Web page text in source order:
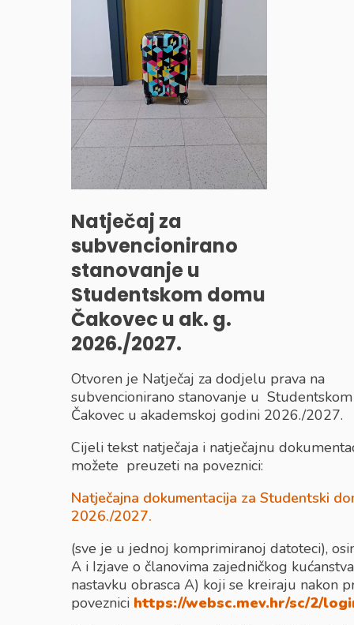
Natječaj za
subvencionirano
stanovanje u
Studentskom domu
Čakovec u ak. g.
2026./2027.
Otvoren je Natječaj za dodjelu prava na
subvencionirano stanovanje u
Čakovec u akademskoj godini 2026./2027.
Cijeli tekst natječaja i natječajnu
možete preuzeti na poveznici:
Natječajna dokumentacija za Studentski
2026./2027.
(sve je u jednoj komprimiranoj datoteci),
A i Izjave o članovima zajedničkog
nastavku obrasca A) koji se kreiraju nakon
poveznici https://websc.mev.hr/sc/2/